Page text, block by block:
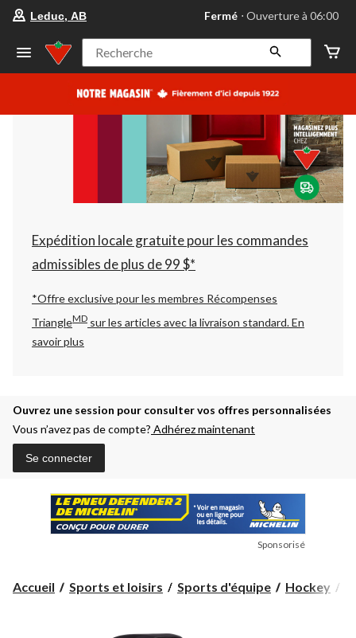
votre
préféré
Leduc,
AB,
courament
Ouverture
à
06:00
cliquer
pour
changer
Leduc, AB Fermé ⋅ Ouverture à 06:00
Recherche
Expédition locale gratuite pour les commandes
admissibles de plus de 99 $*
*Offre exclusive pour les membres Récompenses
TriangleMD sur les articles avec la livraison standard.En
savoir plus
Ouvrez une session pour consulter vos offres personnalisées
Vous n’avez pas de compte? Adhérez maintenant
Se connecter
Sponsorisé
Accueil Sports et loisirs Sports d'équipe Hockey